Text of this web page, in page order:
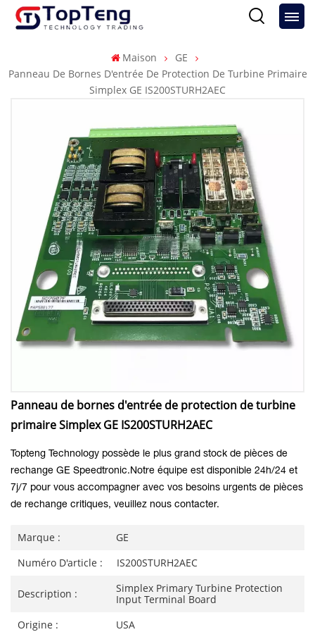
Maison
GE
Panneau De Bornes D'entrée De Protection De Turbine Primaire
Simplex GE IS200STURH2AEC
Panneau de bornes d'entrée de protection de turbine
primaire Simplex GE IS200STURH2AEC
Topteng Technology possède le plus grand stock de pièces de
rechange GE Speedtronic. Notre équipe est disponible 24h/24 et
7j/7 pour vous accompagner avec vos besoins urgents de pièces
de rechange critiques, veuillez nous contacter.
Marque :
GE
Numéro D'article :
IS200STURH2AEC
Description :
Simplex Primary Turbine Protection
Input Terminal Board
Origine :
USA